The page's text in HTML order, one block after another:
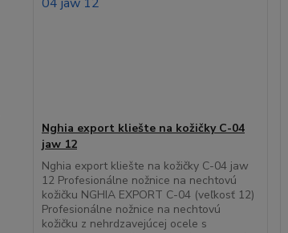
Nghia export kliešte na kožičky C-04
jaw 12
Nghia export kliešte na kožičky C-04 jaw
12 Profesionálne nožnice na nechtovú
kožičku NGHIA EXPORT C-04 (veľkosť 12)
Profesionálne nožnice na nechtovú
kožičku z nehrdzavejúcej ocele s